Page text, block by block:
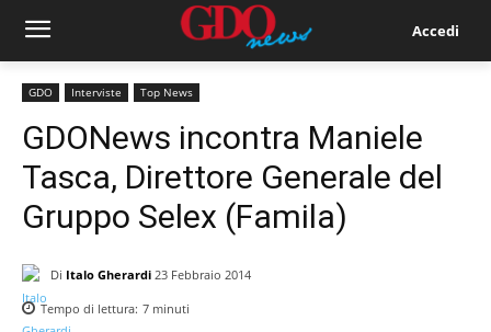
Accedi
GDO Interviste Top News
GDONews incontra Maniele
Tasca, Direttore Generale del
Gruppo Selex (Famila)
Di Italo Gherardi 23 Febbraio 2014
Tempo di lettura: 7 minuti